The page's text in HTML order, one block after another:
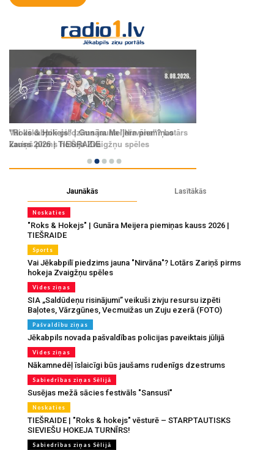
Jaunākās Lasītākās
Noskaties
"Roks & Hokejs" | Gunāra Meijera piemiņas kauss 2026 |
TIEŠRAIDE
Sports
Vai Jēkabpilī piedzims jauna "Nirvāna"? Lotārs Zariņš pirms
hokeja Zvaigžņu spēles
Vides ziņas
SIA „Saldūdeņu risinājumi” veikuši zivju resursu izpēti
Baļotes, Vārzgūnes, Vecmuižas un Zuju ezerā (FOTO)
Pašvaldību ziņas
Jēkabpils novada pašvaldības policijas paveiktais jūlijā
Vides ziņas
Nākamnedēļ īslaicīgi būs jaušams rudenīgs dzestrums
Sabiedrības ziņas Sēlijā
Susējas mežā sācies festivāls "Sansusī"
Noskaties
TIEŠRAIDE | "Roks & hokejs" vēsturē – STARPTAUTISKS
SIEVIEŠU HOKEJA TURNĪRS!
Sabiedrības ziņas Sēlijā